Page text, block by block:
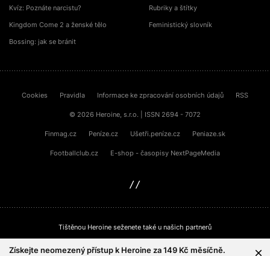
Kvíz: Poznáte narcistu?
Kingdom Come 2 a ženské tělo
Bossing: jak se bránit
Rubriky a štítky
Feministický slovník
Cookies Pravidla Informace ke zpracování osobních údajů RSS
© 2026 Heroine, s.r.o. | ISSN 2694 - 7072
Finmag.cz Peníze.cz Ušetři.peníze.cz Peniaze.sk
Footballclub.cz E-shop - časopisy NextPageMedia
Tištěnou Heroine seženete také u našich partnerů
Získejte neomezený přístup k Heroine za 149 Kč měsíčně.